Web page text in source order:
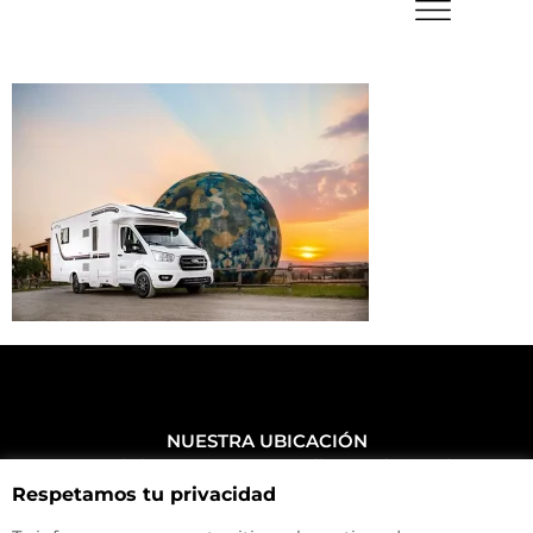
NUESTRA UBICACIÓN
Haz click aquí y mira como llegar a la tienda
CONTACTA CON NOSOTROS
+34 972 500 449
Respetamos tu privacidad